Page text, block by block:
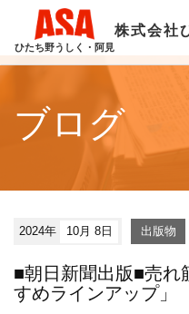
ひたち野うしく・阿見
株式会社
ブログ
2024年 10月 8日 出版物
■朝日新聞出版■売れ
すめラインアップ」